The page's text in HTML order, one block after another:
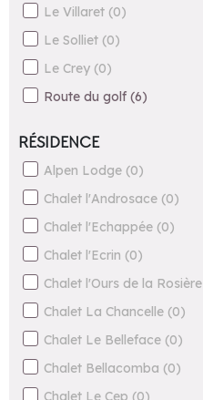
Le Villaret (0)
Le Solliet (0)
Le Crey (0)
Route du golf (6)
RÉSIDENCE
Alpen Lodge (0)
Chalet l'Androsace (0)
Chalet l'Echappée (0)
Chalet l'Ecrin (0)
Chalet l'Ours de la Rosière
Chalet La Chancelle (0)
Chalet Le Belleface (0)
Chalet Bellacomba (0)
Chalet Le Cep (0)